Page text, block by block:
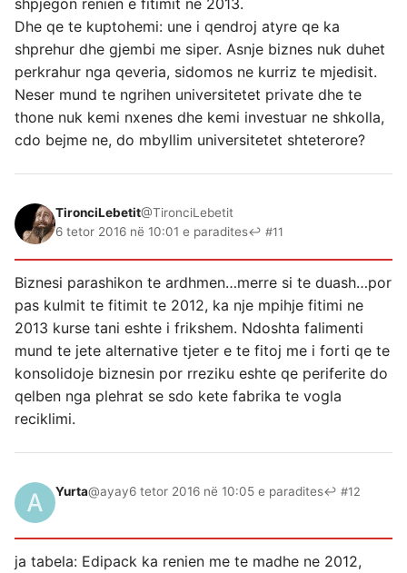
Dhe qe te kuptohemi: une i qendroj atyre qe ka
shprehur dhe gjembi me siper. Asnje biznes nuk duhet
perkrahur nga qeveria, sidomos ne kurriz te mjedisit.
Neser mund te ngrihen universitetet private dhe te
thone nuk kemi nxenes dhe kemi investuar ne shkolla,
cdo bejme ne, do mbyllim universitetet shteterore?
TironciLebetit@TironciLebetit
6 tetor 2016 në 10:01 e paradites↩ #11
Biznesi parashikon te ardhmen…merre si te duash…por
pas kulmit te fitimit te 2012, ka nje mpihje fitimi ne
2013 kurse tani eshte i frikshem. Ndoshta falimenti
mund te jete alternative tjeter e te fitoj me i forti qe te
konsolidoje biznesin por rreziku eshte qe periferite do
qelben nga plehrat se sdo kete fabrika te vogla
reciklimi.
Yurta@ayay6 tetor 2016 në 10:05 e paradites↩ #12
ja tabela: Edipack ka renien me te madhe ne 2012,